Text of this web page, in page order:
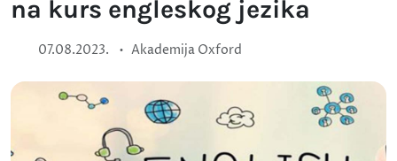
na kurs engleskog jezika
07.08.2023. • Akademija Oxford